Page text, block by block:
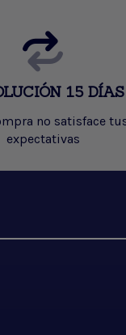
15 DÍAS
no satisface
expectativas